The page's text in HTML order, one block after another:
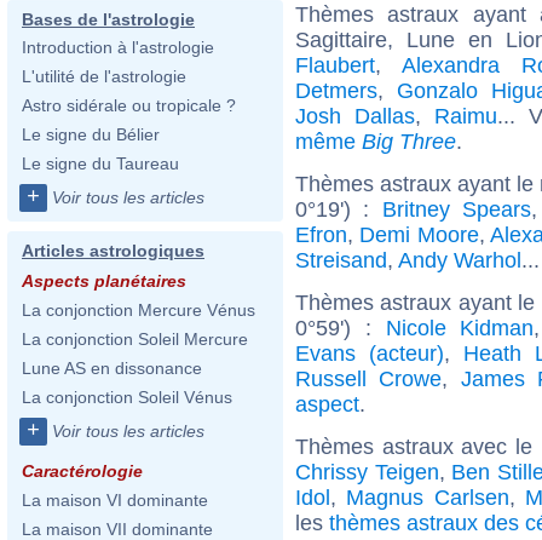
Bases de l'astrologie
Introduction à l'astrologie
L'utilité de l'astrologie
Astro sidérale ou tropicale ?
Le signe du Bélier
Le signe du Taureau
+ Voir tous les articles
Articles astrologiques
Aspects planétaires
La conjonction Mercure Vénus
La conjonction Soleil Mercure
Lune AS en dissonance
La conjonction Soleil Vénus
+ Voir tous les articles
Caractérologie
La maison VI dominante
La maison VII dominante
Thèmes astraux
Sagittaire, Lune en
Flaubert, Alexandra
Detmers, Gonzalo
Josh Dallas, Raimu...
même Big Three.
Thèmes astraux ayant
0°19') : Britney Spears
Efron, Demi Moore,
Streisand, Andy Warhol
Thèmes astraux ayant
0°59') : Nicole Kidman
Evans (acteur), Heath
Russell Crowe, James
aspect.
Thèmes astraux avec
Chrissy Teigen, Ben
Idol, Magnus Carlsen,
les thèmes astraux des